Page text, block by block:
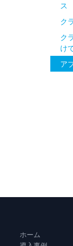
ス
ク
ク
け
ア
ホーム